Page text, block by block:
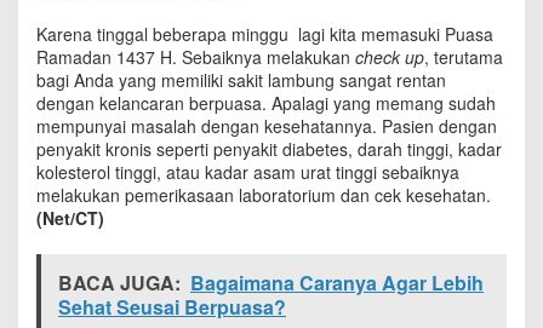
a
n
P
u
a
s
a
Karena tinggal beberapa minggu lagi kita memasuki Puasa
Ramadan 1437 H. Sebaiknya melakukan check up, terutama
bagi Anda yang memiliki sakit lambung sangat rentan
dengan kelancaran berpuasa. Apalagi yang memang sudah
mempunyai masalah dengan kesehatannya. Pasien dengan
penyakit kronis seperti penyakit diabetes, darah tinggi, kadar
kolesterol tinggi, atau kadar asam urat tinggi sebaiknya
melakukan pemerikasaan laboratorium dan cek kesehatan.
(Net/CT)
BACA JUGA: Bagaimana Caranya Agar Lebih
Sehat Seusai Berpuasa?